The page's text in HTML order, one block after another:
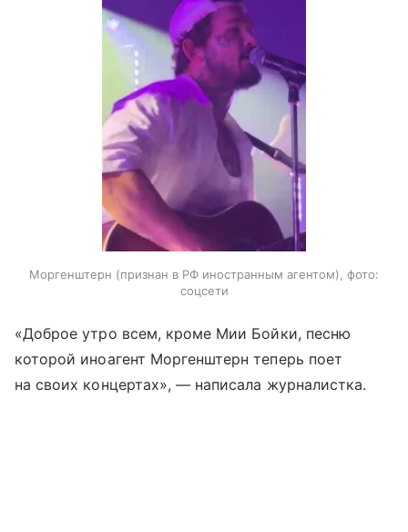
Моргенштерн (признан в РФ иностранным агентом), фото:
соцсети
«Доброе утро всем, кроме Мии Бойки, песню
которой иноагент Моргенштерн теперь поет
на своих концертах», — написала журналистка.